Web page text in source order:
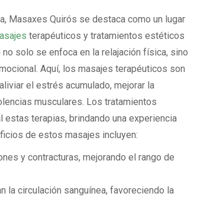
Masaxes Quirós se destaca como un lugar
terapéuticos y tratamientos estéticos
solo se enfoca en la relajación física, sino
Aquí, los masajes terapéuticos son
el estrés acumulado, mejorar la
musculares. Los tratamientos
terapias, brindando una experiencia
de estos masajes incluyen:
y contracturas, mejorando el rango de
la circulación sanguínea, favoreciendo la